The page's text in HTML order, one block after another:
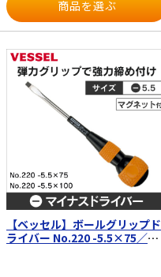
商品を選ぶ
【ベッセル】ボールグリップド
ライバー No.220 -5.5×75／